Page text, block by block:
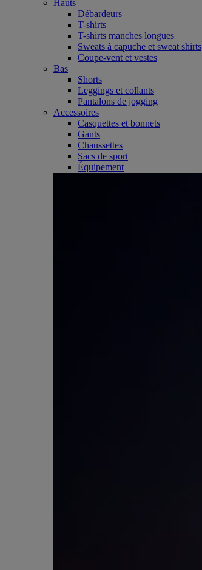
Hauts
Débardeurs
T-shirts
T-shirts manches longues
Sweats à capuche et sweat shirts
Coupe-vent et vestes
Bas
Shorts
Leggings et collants
Pantalons de jogging
Accessoires
Casquettes et bonnets
Gants
Chaussettes
Sacs de sport
Équipement